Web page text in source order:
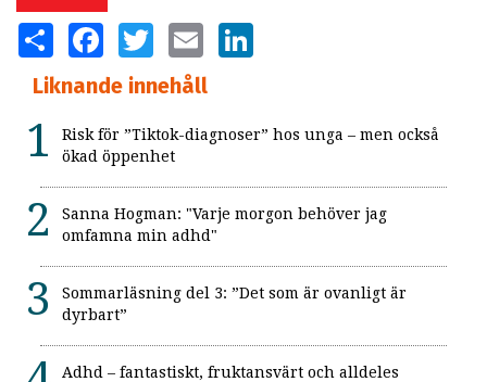
SHARE FACEBOOKTWITTER EMAIL
Liknande innehåll
Risk för ”Tiktok-diagnoser” hos unga – men också
ökad öppenhet
Sanna Hogman: "Varje morgon behöver jag
omfamna min adhd"
Sommarläsning del 3: ”Det som är ovanligt är
dyrbart”
Adhd – fantastiskt, fruktansvärt och alldeles